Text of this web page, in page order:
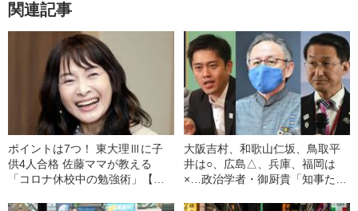
関連記事
ポイントは7つ！ 東大理Ⅲに子
供4人合格 佐藤ママが教える
「コロナ休校中の勉強術」【生
大阪吉村、和歌山仁坂、鳥取平
井は○、広島△、兵庫、福岡は
×…政治学者・御厨貴「知事たち